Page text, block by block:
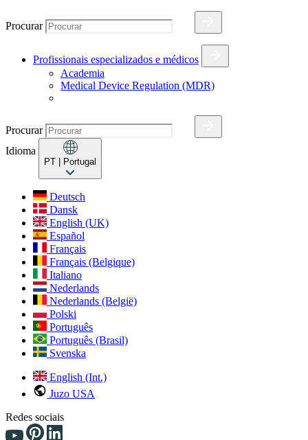
Procurar
Profissionais especializados e médicos
Academia
Medical Device Regulation (MDR)
Procurar
Idioma
PT | Portugal
Deutsch
Dansk
English (UK)
Español
Français
Français (Belgique)
Italiano
Nederlands
Nederlands (België)
Polski
Português
Português (Brasil)
Svenska
English (Int.)
Juzo USA
Redes sociais